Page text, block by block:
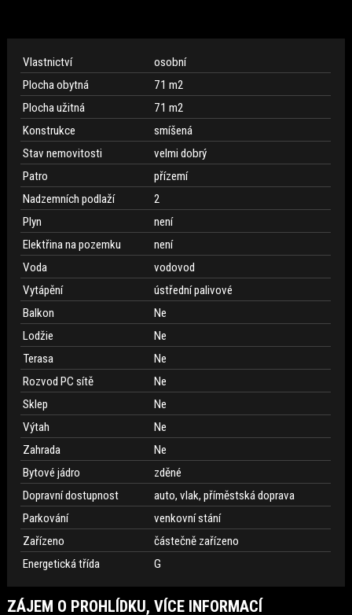
Vlastnictví
osobní
Plocha obytná
71 m2
Plocha užitná
71 m2
Konstrukce
smíšená
Stav nemovitosti
velmi dobrý
Patro
přízemí
Nadzemních podlaží
2
Plyn
není
Elektřina na pozemku
není
Voda
vodovod
Vytápění
ústřední palivové
Balkon
Ne
Lodžie
Ne
Terasa
Ne
Rozvod PC sítě
Ne
Sklep
Ne
Výtah
Ne
Zahrada
Ne
Bytové jádro
zděné
Dopravní dostupnost
auto, vlak, příměstská doprava
Parkování
venkovní stání
Zařízeno
částečně zařízeno
Energetická třída
G
ZÁJEM O PROHLÍDKU, VÍCE INFORMACÍ